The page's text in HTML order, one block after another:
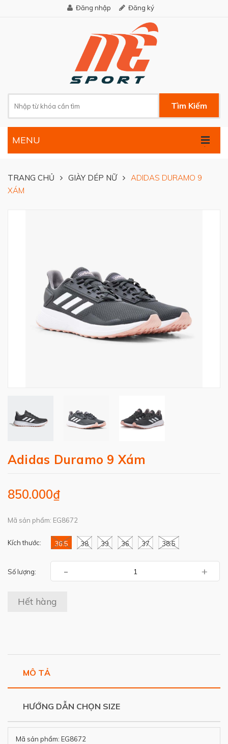
Đăng nhập Đăng ký
Tìm Kiếm
.
MENU
TRANG CHỦ GIÀY DÉP NỮ
ADIDAS DURAMO 9
XÁM
Adidas Duramo 9 Xám
850.000₫
Mã sản phẩm: EG8672
Kích thước: 36.5 38 39 36 37 38.5
Số lượng: - +
Hết hàng
MÔ TẢ
HƯỚNG DẪN CHỌN SIZE
Mã sản phẩm: EG8672